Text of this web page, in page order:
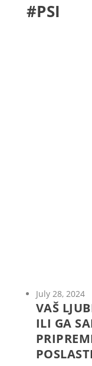
#PSI
July 28, 2024
VAŠ
ILI GA